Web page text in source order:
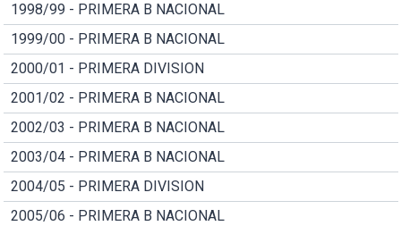
1998/99 - PRIMERA B NACIONAL
1999/00 - PRIMERA B NACIONAL
2000/01 - PRIMERA DIVISION
2001/02 - PRIMERA B NACIONAL
2002/03 - PRIMERA B NACIONAL
2003/04 - PRIMERA B NACIONAL
2004/05 - PRIMERA DIVISION
2005/06 - PRIMERA B NACIONAL